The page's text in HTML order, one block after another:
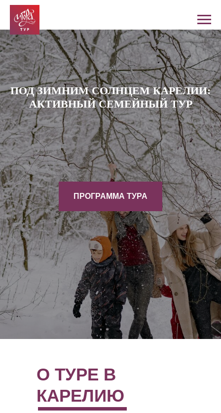
ПОД ЗИМНИМ СОЛНЦЕМ КАРЕЛИИ:
АКТИВНЫЙ СЕМЕЙНЫЙ ТУР
ПРОГРАММА ТУРА
О ТУРЕ В
КАРЕЛИЮ